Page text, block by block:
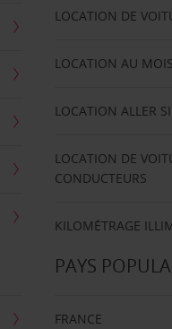
LOCATION DE
LOCATION AU MOIS
LOCATION ALLER
LOCATION DE
CONDUCTEURS
KILOMÉTRAGE
PAYS
FRANCE